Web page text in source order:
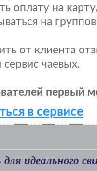
оплату на
на
от клиента
чаевых.
первый
в сервисе
для идеального